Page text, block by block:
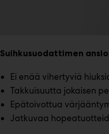
Suihkusuodattimen
Ei enää vihertyviä
Takkuisuutta jokaisen
Epätoivottua
Jatkuvaa